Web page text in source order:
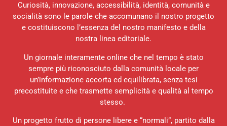
Curiosità, innovazione, accessibilità, identità, comunità e
socialità sono le parole che accomunano il nostro progetto
e costituiscono l’essenza del nostro manifesto e della
nostra linea editoriale.
Un giornale interamente online che nel tempo è stato
sempre più riconosciuto dalla comunità locale per
un’informazione accorta ed equilibrata, senza tesi
precostituite e che trasmette semplicità e qualità al tempo
stesso.
Un progetto frutto di persone libere e “normali”, partito dalla